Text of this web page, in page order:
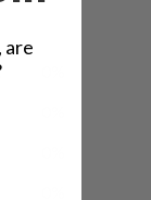
are